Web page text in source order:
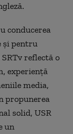
conducerea
şi pentru
reflectă o
experienţă
media,
propunerea
solid, USR
un